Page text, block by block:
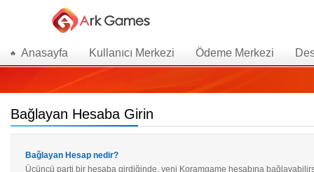
Anasayfa Kullanıcı Merkezi Ödeme Merkezi
Bağlayan Hesaba Girin
Bağlayan Hesap nedir?
Üçüncü parti bir hesaba girdiğinde, yeni Koramgame hesabına